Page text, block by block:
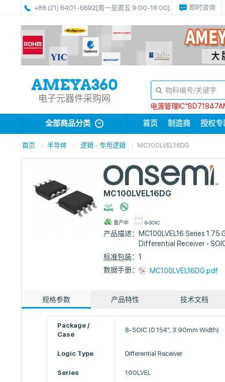
+86 (21) 6401-6692[周一至周五 9:00-18:00] 即时咨询
电子元器件采购网
电源管理
全部商品分类 首页 制造商 授权专
首页 半导体 逻辑 - 专用逻辑 MC100LVEL16DG
MC100LVEL16DG
量产中 8-SOIC
产品描述：
MC100LVEL16 Series 1.75
Differential Receiver -
标准包装：1
数据手册：
MC100LVEL16DG.pdf
规格参数 产品特性 技术文档
Package /
Case
8-SOIC (0.154", 3.90mm Width)
Logic Type Differential Receiver
Series 100LVEL